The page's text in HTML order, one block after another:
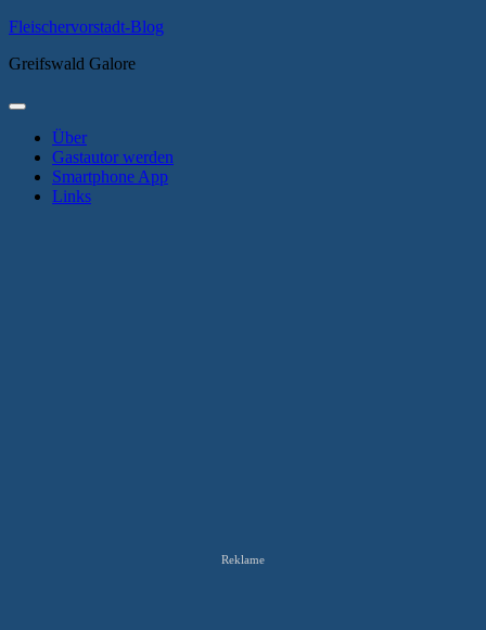
Zum
springen
Fleischervorstadt-Blog
Greifswald Galore
Primäres
Über
Gastautor werden
Smartphone App
Links
Reklame